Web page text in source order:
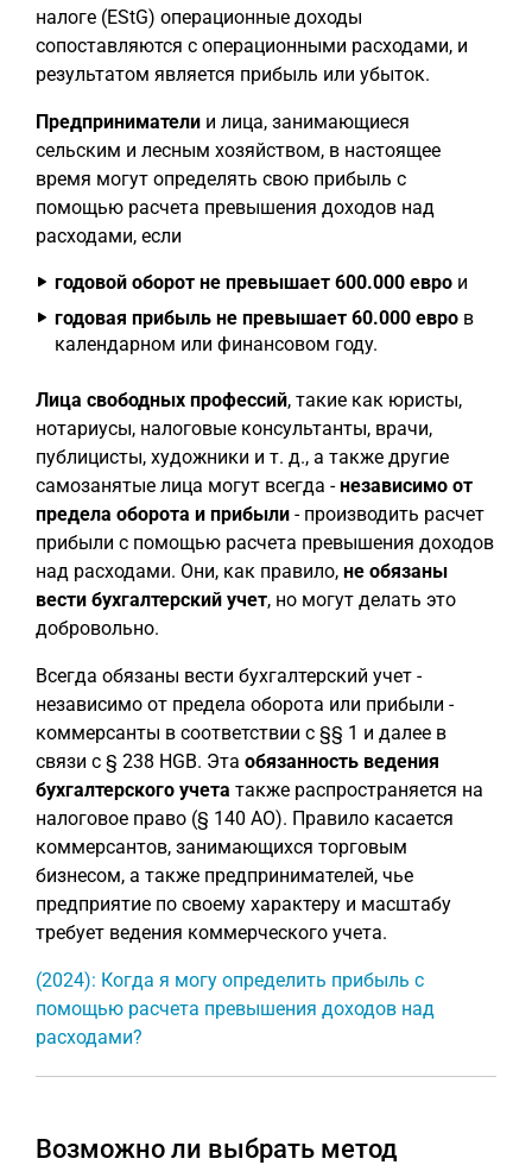
налоге (EStG) операционные доходы
сопоставляются с операционными расходами, и
результатом является прибыль или убыток.
Предприниматели и лица, занимающиеся
сельским и лесным хозяйством, в настоящее
время могут определять свою прибыль с
помощью расчета превышения доходов над
расходами, если
годовой оборот не превышает 600.000 евро и
годовая прибыль не превышает 60.000 евро в
календарном или финансовом году.
Лица свободных профессий, такие как юристы,
нотариусы, налоговые консультанты, врачи,
публицисты, художники и т. д., а также другие
самозанятые лица могут всегда -независимо от
предела оборота и прибыли - производить расчет
прибыли с помощью расчета превышения доходов
над расходами. Они, как правило, не обязаны
вести бухгалтерский учет, но могут делать это
добровольно.
Всегда обязаны вести бухгалтерский учет -
независимо от предела оборота или прибыли -
коммерсанты в соответствии с §§ 1 и далее в
связи с § 238 HGB. Эта обязанность ведения
бухгалтерского учета также распространяется на
налоговое право (§ 140 AO). Правило касается
коммерсантов, занимающихся торговым
бизнесом, а также предпринимателей, чье
предприятие по своему характеру и масштабу
требует ведения коммерческого учета.
(2024): Когда я могу определить прибыль с
помощью расчета превышения доходов над
расходами?
Возможно ли выбрать метод